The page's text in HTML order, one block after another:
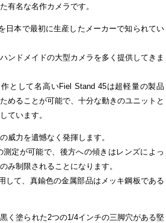
有名な名作カメラです。
日本で最初に生産したメーカーで知られてい
ンドメイドの大型カメラを多く提供してきま
として名高いFiel Stand 45は超軽量の製品
めることが可能で、十分な動きのユニットと
ています。
威力を遺憾なく発揮します。
定が可能で、後方への傾きはレンズによっ
み制限されることになります。
して、真鍮色の金属部品はメッキ鋼板である
く塗られた2つの1/4インチの三脚穴がある堅